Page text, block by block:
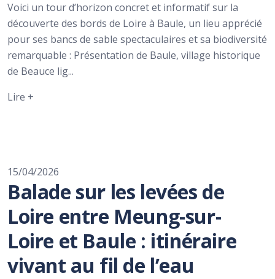
Voici un tour d’horizon concret et informatif sur la
découverte des bords de Loire à Baule, un lieu apprécié
pour ses bancs de sable spectaculaires et sa biodiversité
remarquable : Présentation de Baule, village historique
de Beauce lig...
Lire +
15/04/2026
Balade sur les levées de
Loire entre Meung-sur-
Loire et Baule : itinéraire
vivant au fil de l’eau